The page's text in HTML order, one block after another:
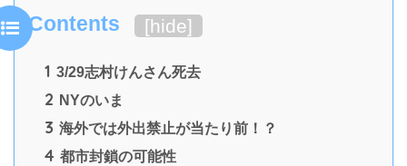
Contents [hide]
1 3/29志村けんさん死去
2 NYのいま
3 海外では外出禁止が当たり前！？
4 都市封鎖の可能性